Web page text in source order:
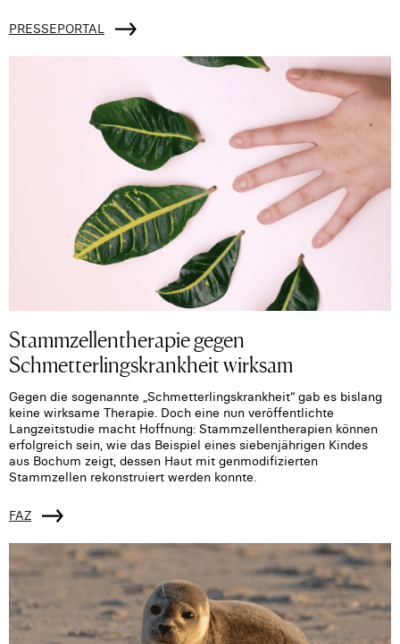
PRESSEPORTAL
Stammzellentherapie gegen
Schmetterlingskrankheit wirksam
Gegen die sogenannte „Schmetterlingskrankheit“ gab es bislang
keine wirksame Therapie. Doch eine nun veröffentlichte
Langzeitstudie macht Hoffnung: Stammzellentherapien können
erfolgreich sein, wie das Beispiel eines siebenjährigen Kindes
aus Bochum zeigt, dessen Haut mit genmodifizierten
Stammzellen rekonstruiert werden konnte.
FAZ